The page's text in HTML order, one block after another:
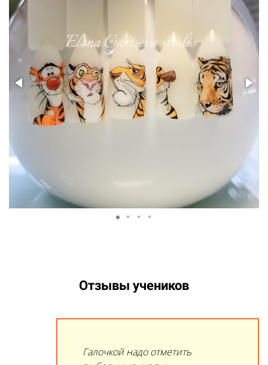
Отзывы учеников
Ссылка на это место страницы:#1
Галочкой надо отметить